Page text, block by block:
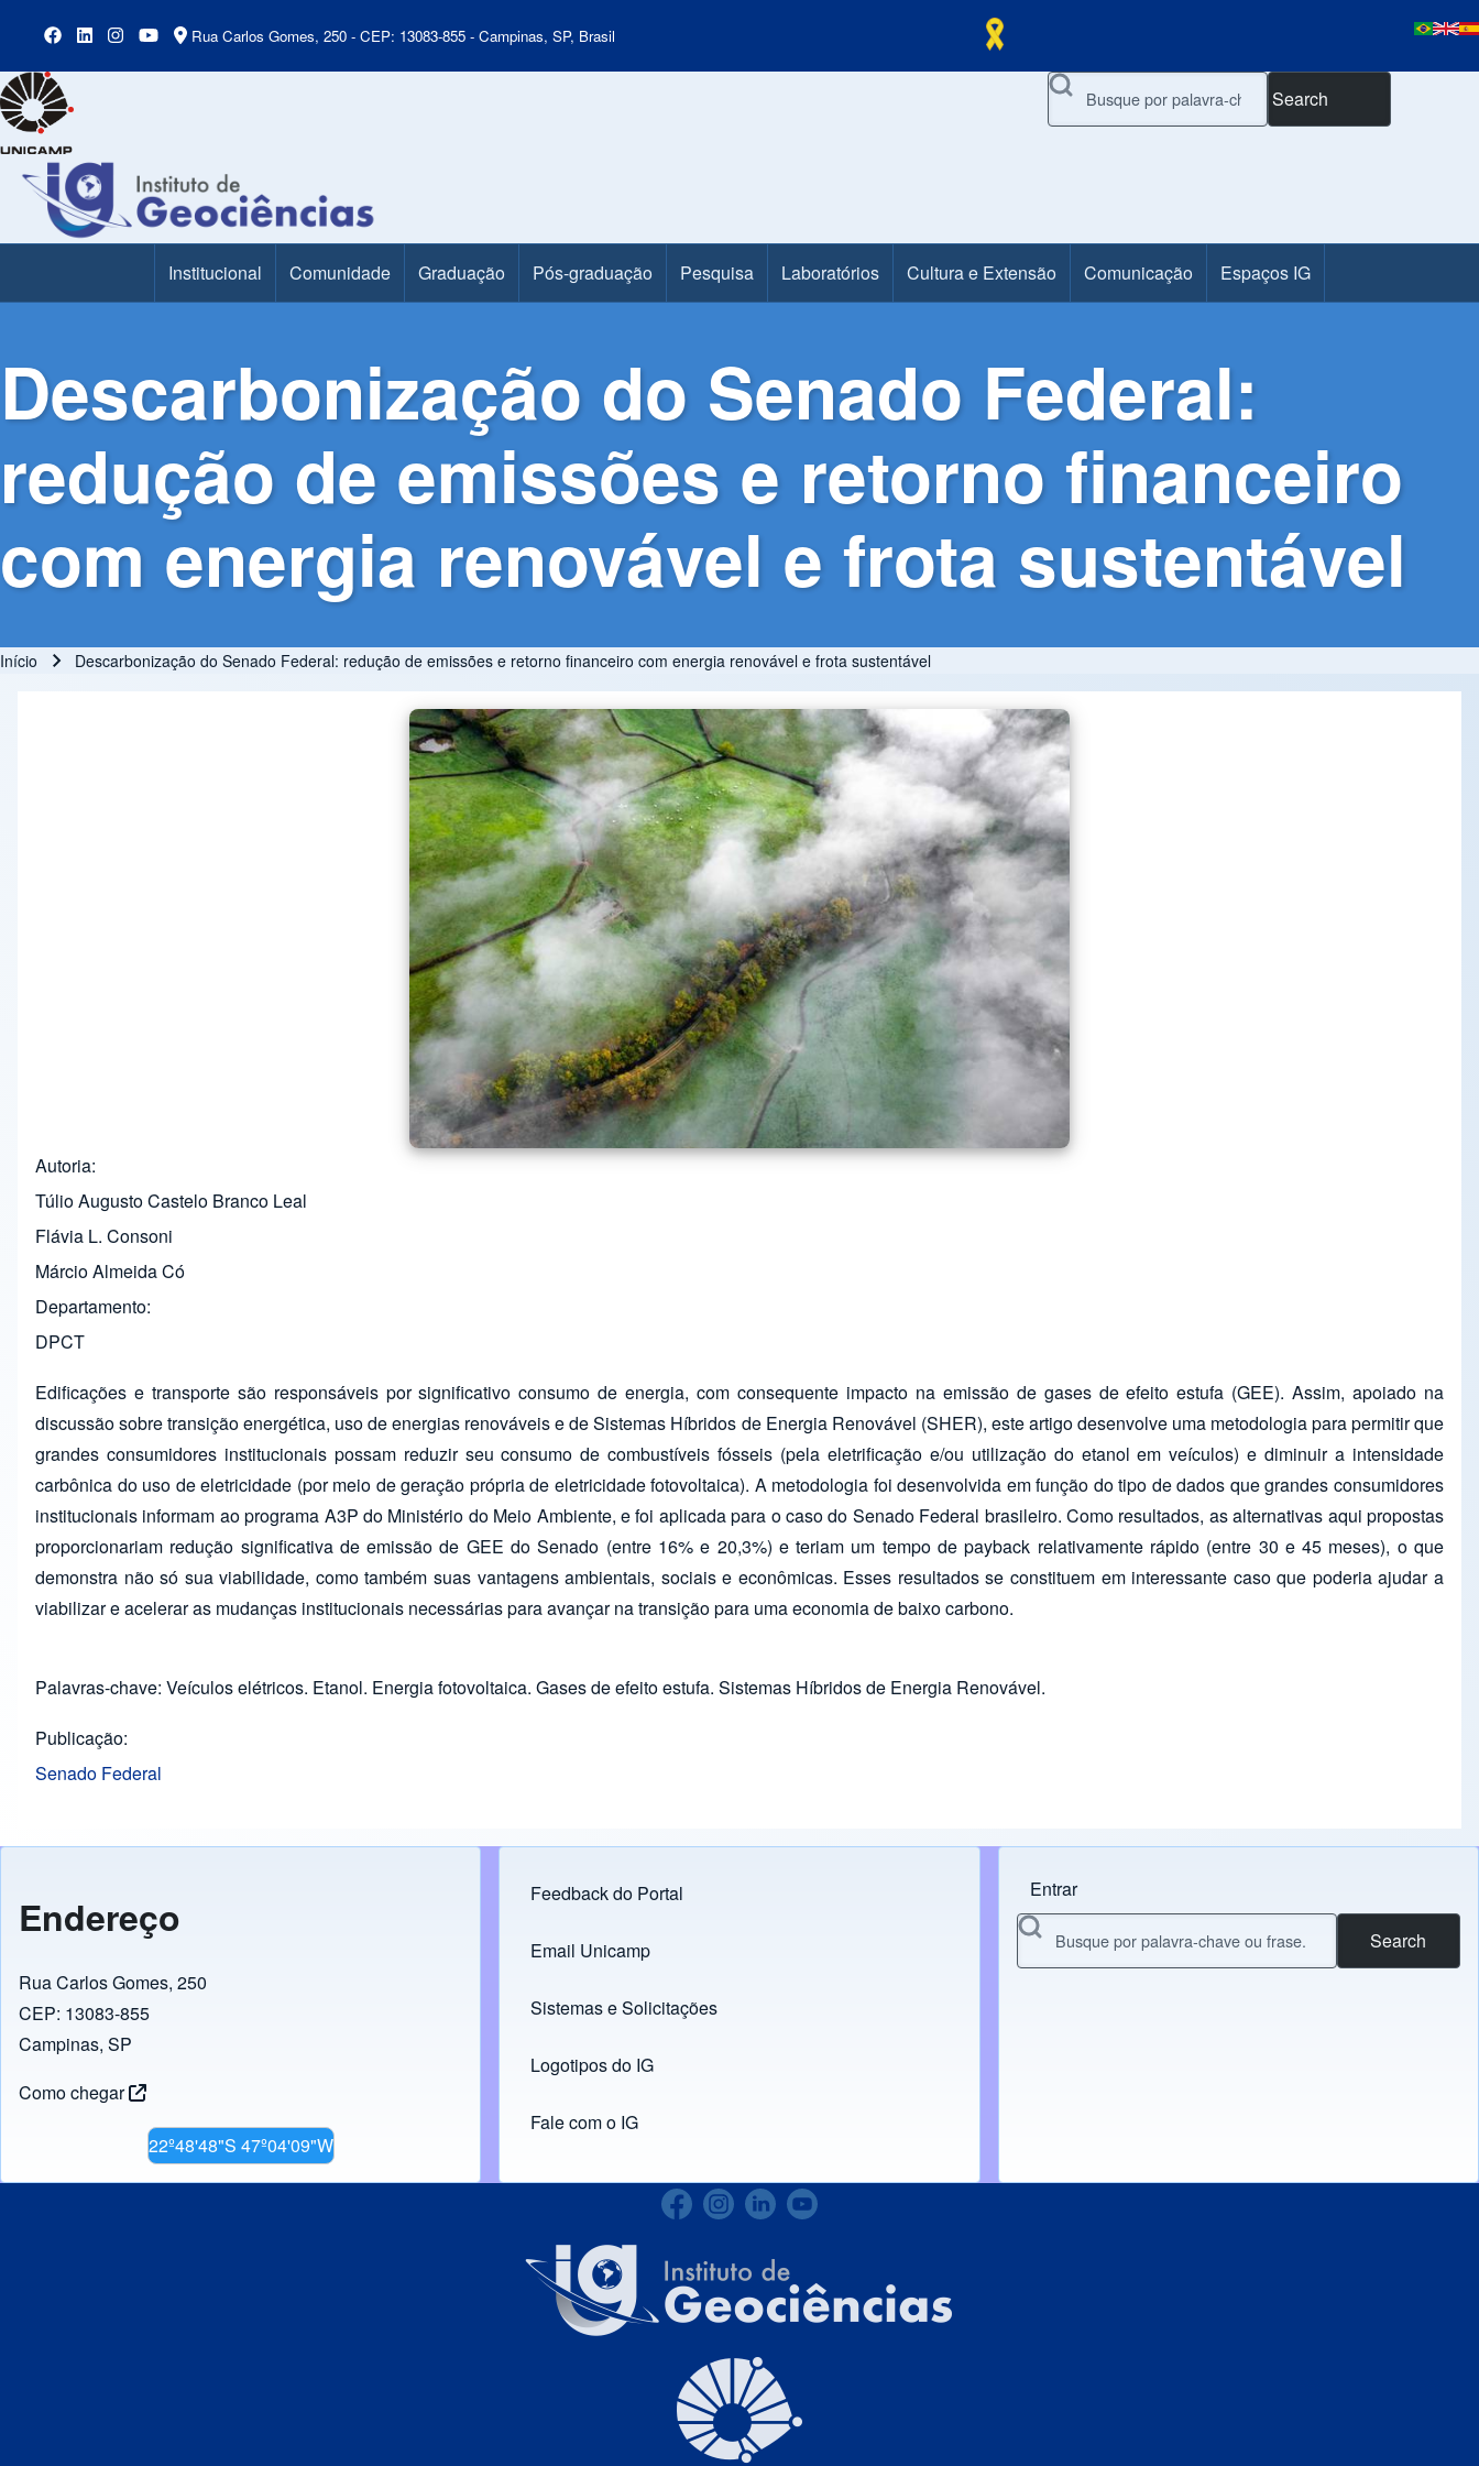
Rua Carlos Gomes, 250 - CEP: 13083-855 - Campinas, SP, Brasil
Search
Main MenuInstitucional Comunidade Graduação Pós-graduação Pesquisa Laboratórios Cultura e Extensão Comunicação Espaços IG
Descarbonização do Senado Federal:
redução de emissões e retorno financeiro
com energia renovável e frota sustentável
Início Descarbonização do Senado Federal: redução de emissões e retorno financeiro com energia renovável e frota sustentável
Autoria
Túlio Augusto Castelo Branco Leal
Flávia L. Consoni
Márcio Almeida Có
Departamento
DPCT
Edificações e transporte são responsáveis por significativo consumo de energia, com consequente impacto na emissão de gases de efeito estufa (GEE). Assim, apoiado na
discussão sobre transição energética, uso de energias renováveis e de Sistemas Híbridos de Energia Renovável (SHER), este artigo desenvolve uma metodologia para permitir que
grandes consumidores institucionais possam reduzir seu consumo de combustíveis fósseis (pela eletrificação e/ou utilização do etanol em veículos) e diminuir a intensidade
carbônica do uso de eletricidade (por meio de geração própria de eletricidade fotovoltaica). A metodologia foi desenvolvida em função do tipo de dados que grandes consumidores
institucionais informam ao programa A3P do Ministério do Meio Ambiente, e foi aplicada para o caso do Senado Federal brasileiro. Como resultados, as alternativas aqui propostas
proporcionariam redução significativa de emissão de GEE do Senado (entre 16% e 20,3%) e teriam um tempo de payback relativamente rápido (entre 30 e 45 meses), o que
demonstra não só sua viabilidade, como também suas vantagens ambientais, sociais e econômicas. Esses resultados se constituem em interessante caso que poderia ajudar a
viabilizar e acelerar as mudanças institucionais necessárias para avançar na transição para uma economia de baixo carbono.
Palavras-chave: Veículos elétricos. Etanol. Energia fotovoltaica. Gases de efeito estufa. Sistemas Híbridos de Energia Renovável.
Publicação
Senado Federal
Endereço
Rua Carlos Gomes, 250
CEP: 13083-855
Campinas, SP
Como chegar
22º48'48"S 47º04'09"W
Footer menu
Feedback do Portal
Links
Email Unicamp
(opens in new tab)
Sistemas e Solicitações
(opens in new tab)
Logotipos do IG
(opens in new tab)
Fale com o IG
Menu do usuário
Entrar
Search